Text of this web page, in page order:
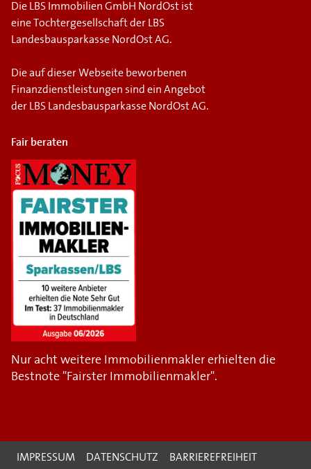
Die LBS Immobilien GmbH NordOst ist
eine Tochtergesellschaft der LBS
Landesbausparkasse NordOst AG.
Die auf dieser Webseite beworbenen
Finanzdienstleistungen sind ein Angebot
der LBS Landesbausparkasse NordOst AG.
Fair beraten
Nur acht weitere Immobilienmakler erhielten die
Bestnote "Fairster Immobilienmakler".
IMPRESSUM DATENSCHUTZ BARRIEREFREIHEIT